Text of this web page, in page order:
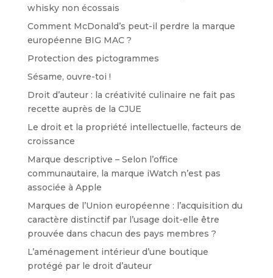
whisky non écossais
Comment McDonald’s peut-il perdre la marque
européenne BIG MAC ?
Protection des pictogrammes
Sésame, ouvre-toi !
Droit d’auteur : la créativité culinaire ne fait pas
recette auprès de la CJUE
Le droit et la propriété intellectuelle, facteurs de
croissance
Marque descriptive – Selon l’office
communautaire, la marque iWatch n’est pas
associée à Apple
Marques de l’Union européenne : l’acquisition du
caractère distinctif par l’usage doit-elle être
prouvée dans chacun des pays membres ?
L’aménagement intérieur d’une boutique
protégé par le droit d’auteur